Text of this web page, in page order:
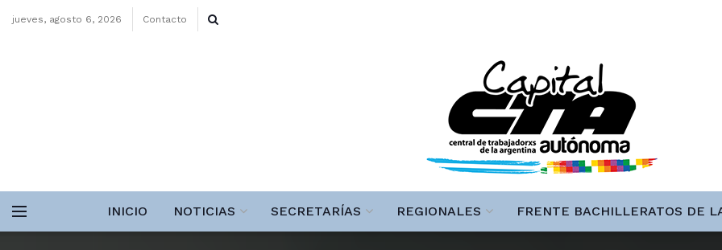
jueves, agosto 6, 2026 Contacto
INICIO NOTICIAS SECRETARÍAS REGIONALES FRENTE BACHILLERATOS DE